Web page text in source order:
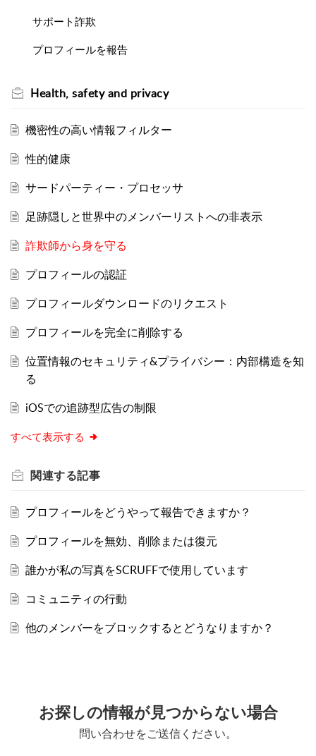
サポート詐欺
プロフィールを報告
Health, safety and privacy
機密性の高い情報フィルター
性的健康
サードパーティー・プロセッサ
足跡隠しと世界中のメンバーリストへの非表示
詐欺師から身を守る
プロフィールの認証
プロフィールダウンロードのリクエスト
プロフィールを完全に削除する
位置情報のセキュリティ&プライバシー：内部構造を知
る
iOSでの追跡型広告の制限
すべて表示する
関連する記事
プロフィールをどうやって報告できますか？
プロフィールを無効、削除または復元
誰かが私の写真をSCRUFFで使用しています
コミュニティの行動
他のメンバーをブロックするとどうなりますか？
お探しの情報が見つからない場合
問い合わせをご送信ください。